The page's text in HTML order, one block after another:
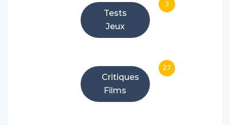
Tests
Jeux
3
Critiques
Films
27